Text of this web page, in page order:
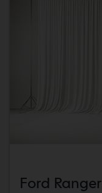
Ford Ranger